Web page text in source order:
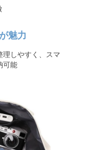
魅力
理しやすく、スマ
可能